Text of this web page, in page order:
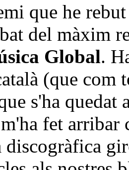
que he
del màxim
Global.
(que com
s'ha quedat
fet arribar
discogràfica